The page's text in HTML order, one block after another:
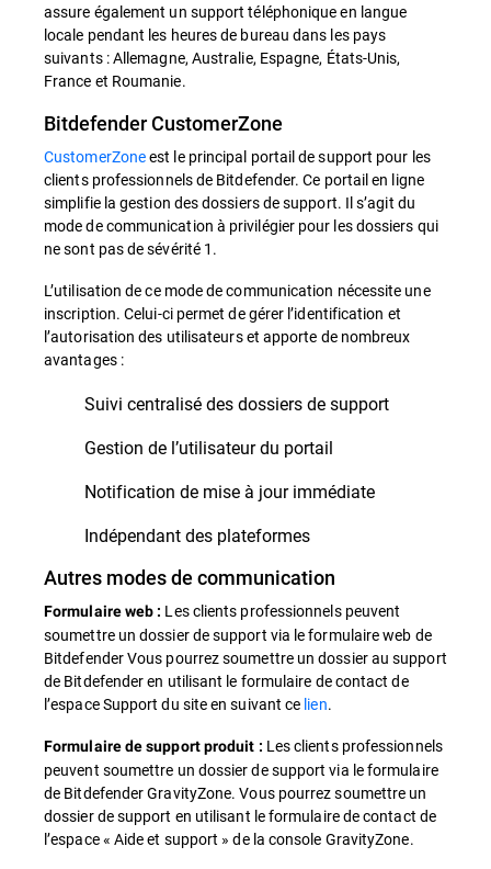
assure également un support téléphonique en langue
locale pendant les heures de bureau dans les pays
suivants : Allemagne, Australie, Espagne, États-Unis,
France et Roumanie.
Bitdefender CustomerZone
CustomerZoneest le principal portail de support pour les
clients professionnels de Bitdefender. Ce portail en ligne
simplifie la gestion des dossiers de support. Il s’agit du
mode de communication à privilégier pour les dossiers qui
ne sont pas de sévérité 1.
L’utilisation de ce mode de communication nécessite une
inscription. Celui-ci permet de gérer l’identification et
l’autorisation des utilisateurs et apporte de nombreux
avantages :
Suivi centralisé des dossiers de support
Gestion de l’utilisateur du portail
Notification de mise à jour immédiate
Indépendant des plateformes
Autres modes de communication
Formulaire web : Les clients professionnels peuvent
soumettre un dossier de support via le formulaire web de
Bitdefender Vous pourrez soumettre un dossier au support
de Bitdefender en utilisant le formulaire de contact de
l’espace Support du site en suivant ce lien.
Formulaire de support produit : Les clients professionnels
peuvent soumettre un dossier de support via le formulaire
de Bitdefender GravityZone. Vous pourrez soumettre un
dossier de support en utilisant le formulaire de contact de
l’espace « Aide et support » de la console GravityZone.